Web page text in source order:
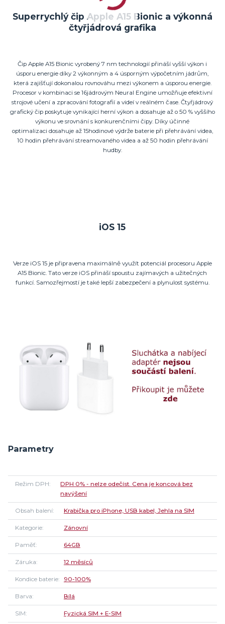
Superrychlý čip Apple A15 Bionic a výkonná
čtyřjádrová grafika
Čip Apple A15 Bionic vyrobený 7 nm technologií přináší vyšší výkon i
úsporu energie díky 2 výkonným a 4 úsporným výpočetním jádrům,
která zajišťují dokonalou rovnováhu mezi výkonem a úsporou energie.
Procesor v kombinaci se 16jádrovým Neural Engine umožňuje efektivní
strojové učení a zpracování fotografií a videí v reálném čase. Čtyřjádrový
grafický čip poskytuje vynikající herní výkon a dosahuje až o 50 % vyššího
výkonu ve srovnání s konkurenčními čipy. Díky účinné
optimalizaci dosahuje až 15hodinové výdrže baterie při přehrávání videa,
10 hodin přehrávání streamovaného videa a až 50 hodin přehrávání
hudby.
iOS 15
Verze iOS 15 je připravena maximálně využít potenciál procesoru Apple
A15 Bionic. Tato verze iOS přináší spoustu zajímavých a užitečných
funkcí. Samozřejmostí je také lepší zabezpečení a plynulost systému.
Parametry
Režim DPH
DPH 0% - nelze odečíst. Cena je koncová bez
navýšení
Obsah balení Krabička pro iPhone, USB kabel, Jehla na SIM
Kategorie Zánovní
Paměť 64GB
Záruka 12 měsíců
Kondice baterie 90-100%
Barva Bílá
SIM Fyzická SIM + E-SIM